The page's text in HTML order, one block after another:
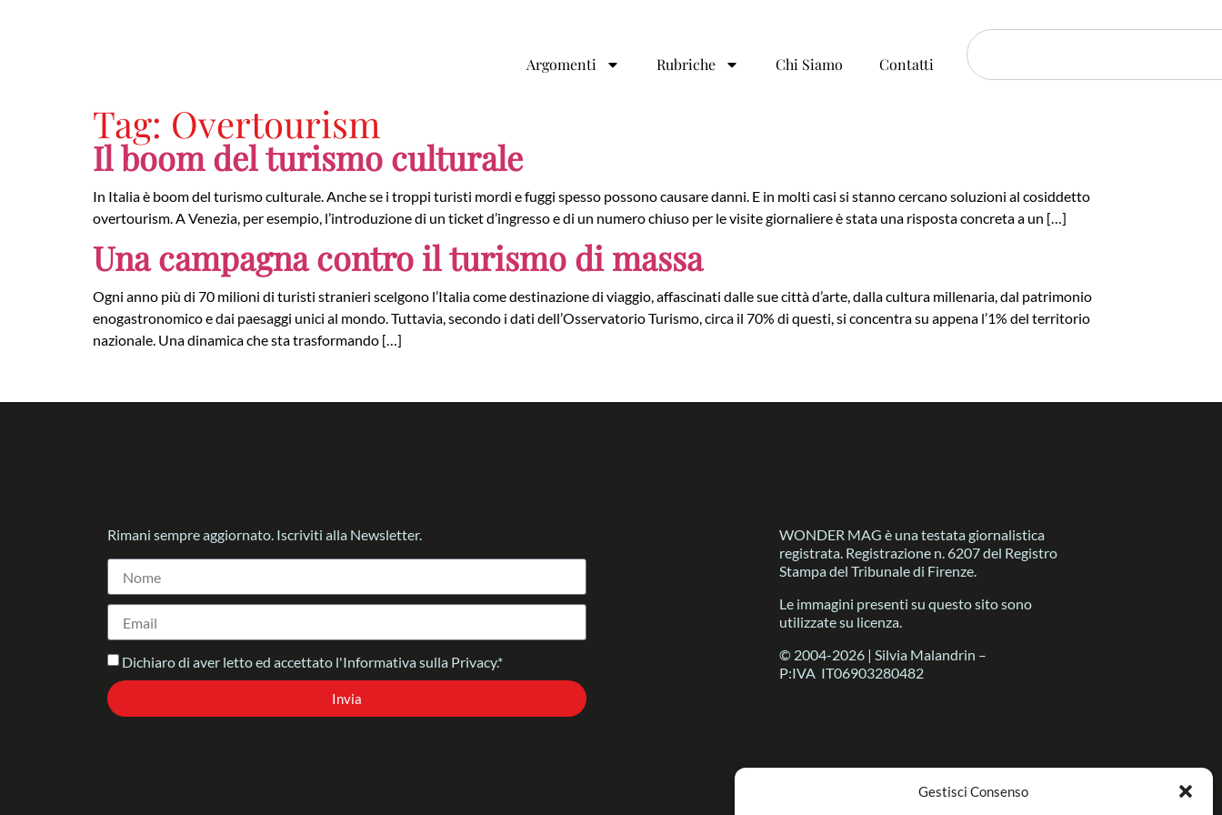
Gestisci Consenso
Argomenti Rubriche Chi Siamo Contatti
Tag: Overtourism
Il boom del turismo culturale
In Italia è boom del turismo culturale. Anche se i troppi turisti mordi e fuggi spesso possono causare danni. E in molti casi si stanno cercano soluzioni al cosiddetto
overtourism. A Venezia, per esempio, l’introduzione di un ticket d’ingresso e di un numero chiuso per le visite giornaliere è stata una risposta concreta a un […]
Una campagna contro il turismo di massa
Ogni anno più di 70 milioni di turisti stranieri scelgono l’Italia come destinazione di viaggio, affascinati dalle sue città d’arte, dalla cultura millenaria, dal patrimonio
enogastronomico e dai paesaggi unici al mondo. Tuttavia, secondo i dati dell’Osservatorio Turismo, circa il 70% di questi, si concentra su appena l’1% del territorio
nazionale. Una dinamica che sta trasformando […]
Rimani sempre aggiornato. Iscriviti alla Newsletter.
Dichiaro di aver letto ed accettato l'Informativa sulla Privacy.*
Invia
WONDER MAG è una testata giornalistica
registrata. Registrazione n. 6207 del Registro
Stampa del Tribunale di Firenze.
Le immagini presenti su questo sito sono
utilizzate su licenza.
© 2004-2026 | Silvia Malandrin –
P:IVA IT06903280482